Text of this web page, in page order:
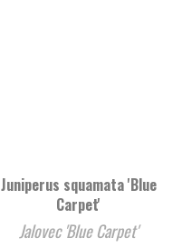
Juniperus squamata 'Blue
Carpet'
Jalovec 'Blue Carpet'